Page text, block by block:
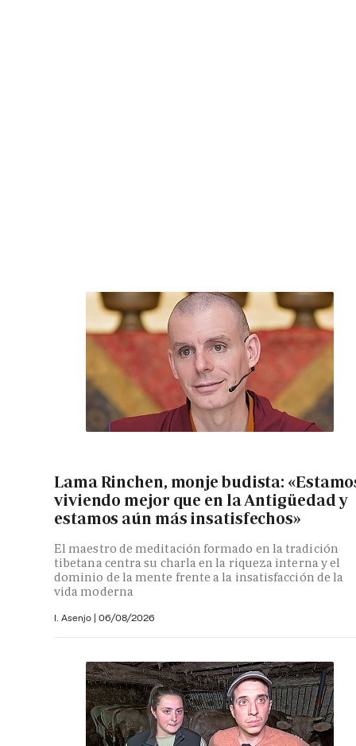
Lama Rinchen, monje budista:
viviendo mejor que en la Antigüedad y
estamos aún más insatisfechos»
El maestro de meditación formado en la tradición
tibetana centra su charla en la riqueza interna y el
dominio de la mente frente a la insatisfacción de la
vida moderna
I. Asenjo | 06/08/2026